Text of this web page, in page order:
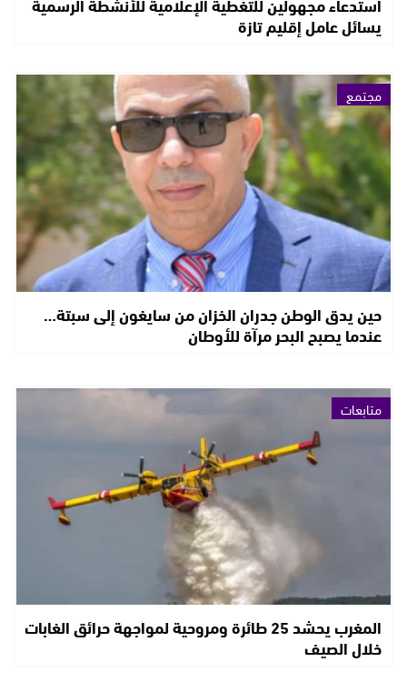
يسائل عامل إقليم تازة
مجتمع
حين يدق الوطن جدران الخزان من سايغون إلى سبتة…
عندما يصبح البحر مرآة للأوطان
متابعات
المغرب يحشد 25 طائرة ومروحية لمواجهة حرائق الغابات
خلال الصيف